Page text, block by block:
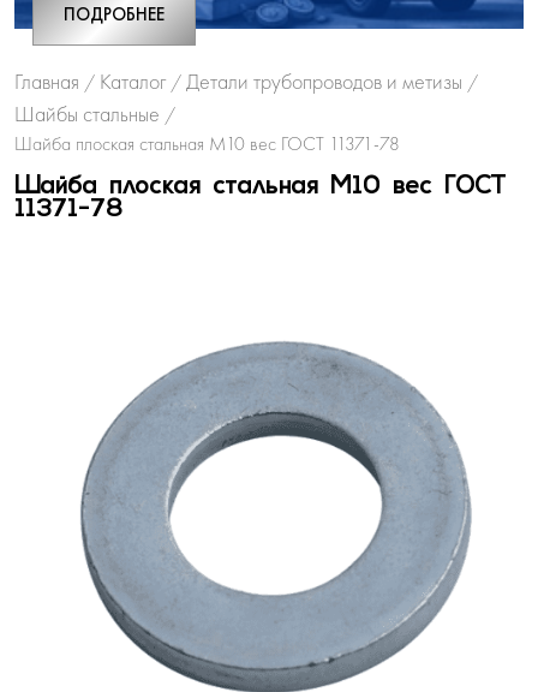
ПОДРОБНЕЕ
Главная / Каталог /Детали трубопроводов и метизы /
Шайбы стальные /
Шайба плоская стальная М10 вес ГОСТ 11371-78
Шайба плоская стальная М10 вес ГОСТ
11371-78